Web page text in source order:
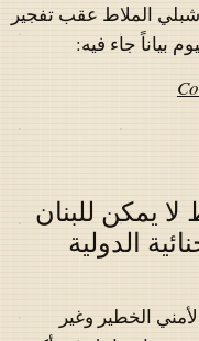
الملاط عقب تفجير
بياناً جاء فيه:
يمكن للبنان
الدولية
الخطير وغير